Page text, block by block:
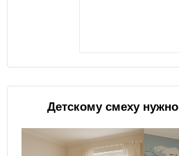
Детскому смеху